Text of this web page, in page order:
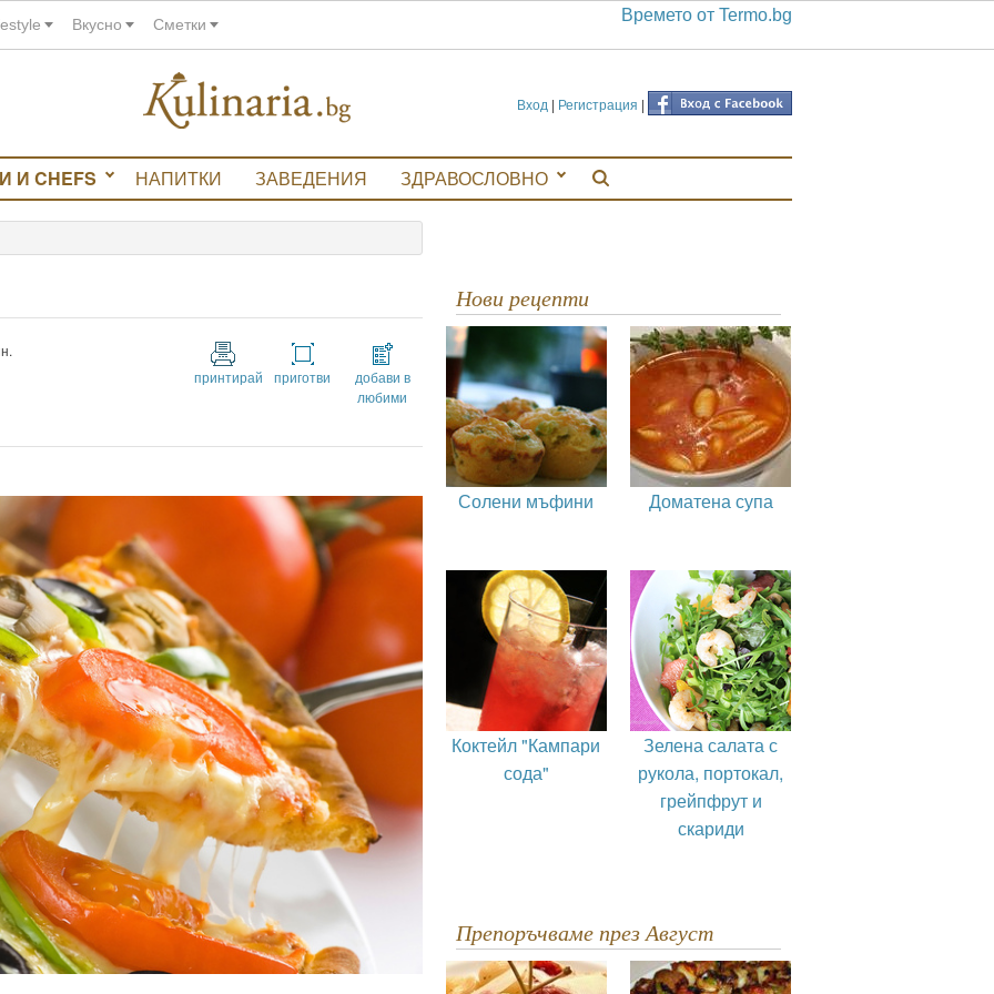
Вкусно Сметки Времето от Termo.bg
Вход | Регистрация |
И CHEFS НАПИТКИ ЗАВЕДЕНИЯ ЗДРАВОСЛОВНО
принтирай приготви
добави в
любими
Нови рецепти
Солени мъфини Доматена супа
Коктейл "Кампари
сода"
Зелена салата с
рукола, портокал,
грейпфрут и
скариди
Препоръчваме през Август